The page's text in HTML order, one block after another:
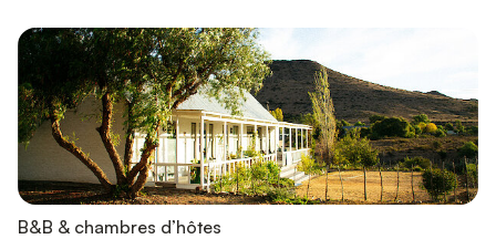
B&B & chambres d’hôtes